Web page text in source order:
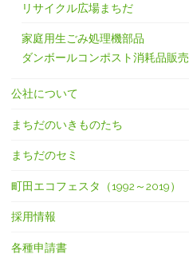
リサイクル広場まちだ
家庭用生ごみ処理機部品
ダンボールコンポスト消耗品販売
公社について
まちだのいきものたち
まちだのセミ
町田エコフェスタ（1992～2019）
採用情報
各種申請書